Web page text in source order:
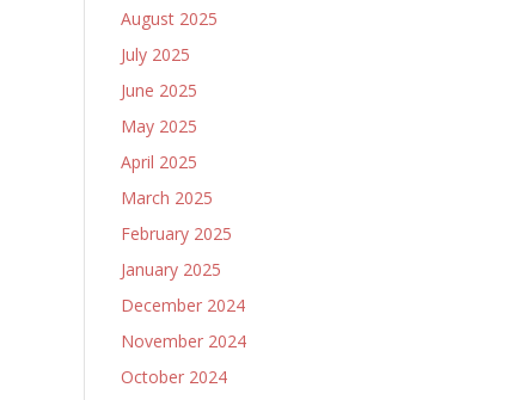
August 2025
July 2025
June 2025
May 2025
April 2025
March 2025
February 2025
January 2025
December 2024
November 2024
October 2024